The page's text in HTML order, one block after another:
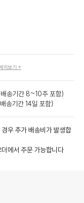
히보기 +
송기간 8~10주 포함)
송기간 14일 포함)
우 추가 배송비가 발생합
에서 주문 가능합니다